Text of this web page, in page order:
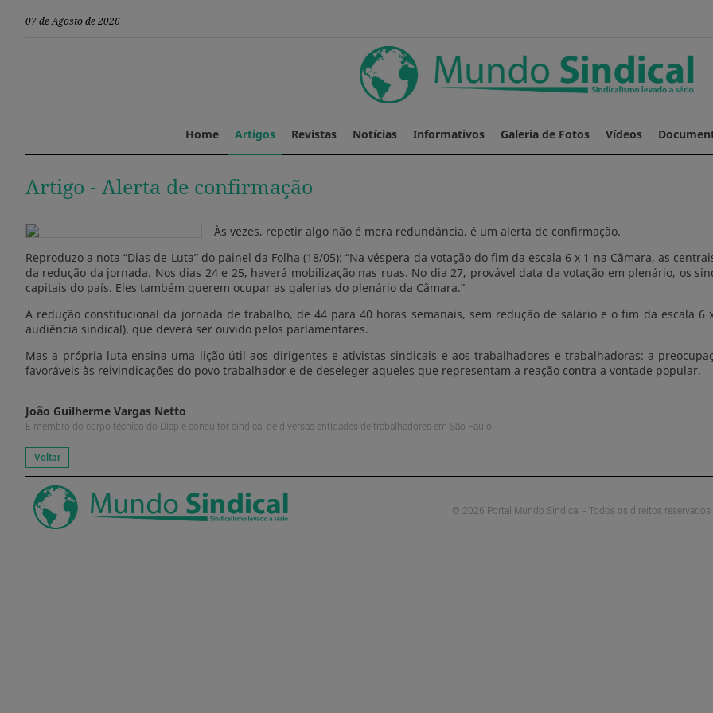
07 de Agosto de 2026
Home Artigos Revistas Notícias Informativos Galeria de Fotos Vídeos
Artigo - Alerta de confirmação
Às vezes, repetir algo não é mera redundância, é um alerta de confirmação.
Reproduzo a nota “Dias de Luta” do painel da Folha (18/05): “Na véspera da votação do fim da escala 6 x 1 na Câmara, as
da redução da jornada. Nos dias 24 e 25, haverá mobilização nas ruas. No dia 27, provável data da votação em plenário, os
capitais do país. Eles também querem ocupar as galerias do plenário da Câmara.”
A redução constitucional da jornada de trabalho, de 44 para 40 horas semanais, sem redução de salário e o fim da escala
audiência sindical), que deverá ser ouvido pelos parlamentares.
Mas a própria luta ensina uma lição útil aos dirigentes e ativistas sindicais e aos trabalhadores e trabalhadoras: a
favoráveis às reivindicações do povo trabalhador e de deseleger aqueles que representam a reação contra a vontade popular.
João Guilherme Vargas Netto
É membro do corpo técnico do Diap e consultor sindical de diversas entidades de trabalhadores em São Paulo
© 2026 Portal Mundo Sindical - Todos os direitos reservados